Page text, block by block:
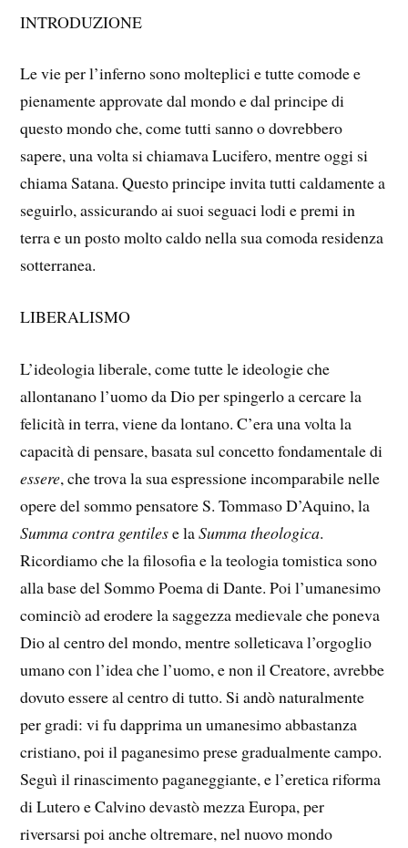
INTRODUZIONE
Le vie per l’inferno sono molteplici e tutte comode e
pienamente approvate dal mondo e dal principe di
questo mondo che, come tutti sanno o dovrebbero
sapere, una volta si chiamava Lucifero, mentre oggi si
chiama Satana. Questo principe invita tutti caldamente a
seguirlo, assicurando ai suoi seguaci lodi e premi in
terra e un posto molto caldo nella sua comoda residenza
sotterranea.
LIBERALISMO
L’ideologia liberale, come tutte le ideologie che
allontanano l’uomo da Dio per spingerlo a cercare la
felicità in terra, viene da lontano. C’era una volta la
capacità di pensare, basata sul concetto fondamentale di
essere, che trova la sua espressione incomparabile nelle
opere del sommo pensatore S. Tommaso D’Aquino, la
Summa contra gentilese laSumma theologica.
Ricordiamo che la filosofia e la teologia tomistica sono
alla base del Sommo Poema di Dante. Poi l’umanesimo
cominciò ad erodere la saggezza medievale che poneva
Dio al centro del mondo, mentre solleticava l’orgoglio
umano con l’idea che l’uomo, e non il Creatore, avrebbe
dovuto essere al centro di tutto. Si andò naturalmente
per gradi: vi fu dapprima un umanesimo abbastanza
cristiano, poi il paganesimo prese gradualmente campo.
Seguì il rinascimento paganeggiante, e l’eretica riforma
di Lutero e Calvino devastò mezza Europa, per
riversarsi poi anche oltremare, nel nuovo mondo